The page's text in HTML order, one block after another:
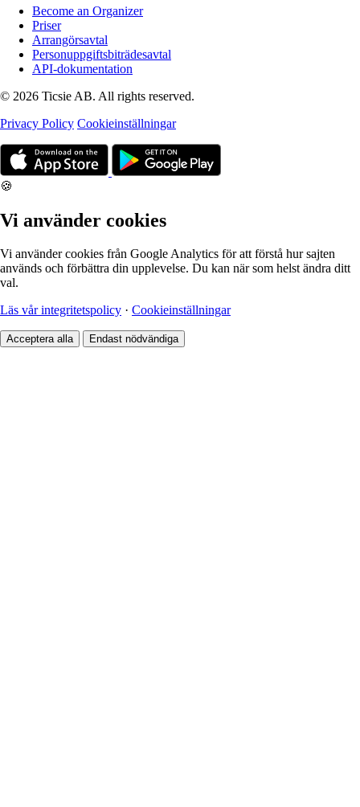
Become an Organizer
Priser
Arrangörsavtal
Personuppgiftsbiträdesavtal
API-dokumentation
© 2026 Ticsie AB. All rights reserved.
Privacy Policy Cookieinställningar
🍪
Vi använder cookies
Vi använder cookies från Google Analytics för att förstå hur sajten
används och förbättra din upplevelse. Du kan när som helst ändra ditt
val.
Läs vår integritetspolicy · Cookieinställningar
Acceptera alla Endast nödvändiga